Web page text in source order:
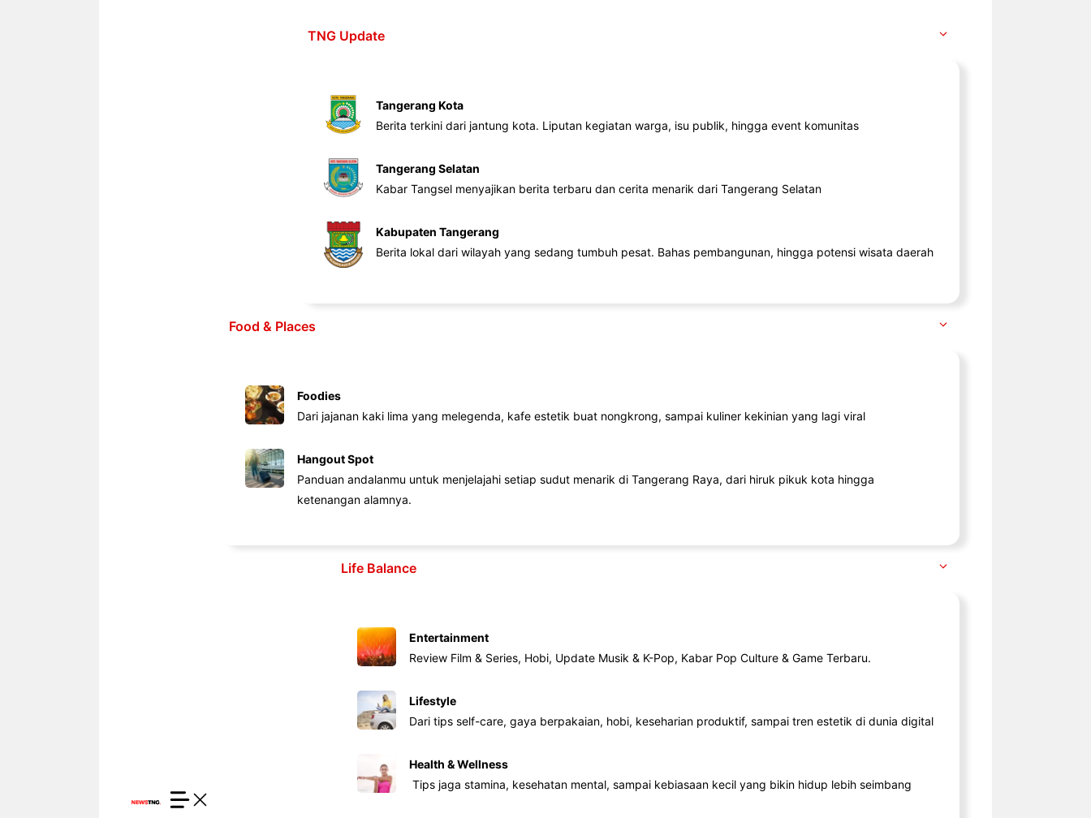
TNG Update
Tangerang Kota
Berita terkini dari jantung kota. Liputan kegiatan warga, isu publik, hingga event komunitas
Tangerang Selatan
Kabar Tangsel menyajikan berita terbaru dan cerita menarik dari Tangerang Selatan
Kabupaten Tangerang
Berita lokal dari wilayah yang sedang tumbuh pesat. Bahas pembangunan, hingga potensi wisata daerah
Food & Places
Foodies
Dari jajanan kaki lima yang melegenda, kafe estetik buat nongkrong, sampai kuliner kekinian yang lagi viral
Hangout Spot
Panduan andalanmu untuk menjelajahi setiap sudut menarik di Tangerang Raya, dari hiruk pikuk kota hingga
ketenangan alamnya.
Life Balance
Entertainment
Review Film & Series, Hobi, Update Musik & K-Pop, Kabar Pop Culture & Game Terbaru.
Lifestyle
Dari tips self-care, gaya berpakaian, hobi, keseharian produktif, sampai tren estetik di dunia digital
Health & Wellness
Tips jaga stamina, kesehatan mental, sampai kebiasaan kecil yang bikin hidup lebih seimbang